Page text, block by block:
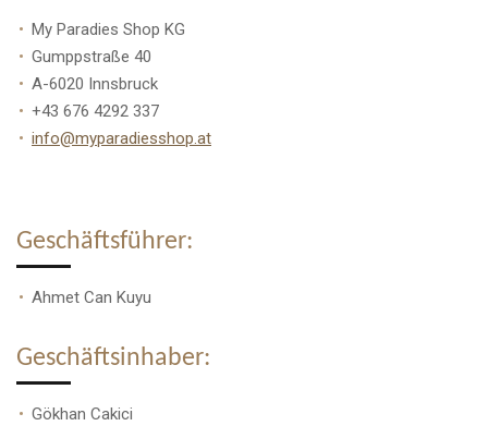
My Paradies Shop KG
Gumppstraße 40
A-6020 Innsbruck
+43 676 4292 337
info@myparadiesshop.at
Geschäftsführer:
Ahmet Can Kuyu
Geschäftsinhaber:
Gökhan Cakici